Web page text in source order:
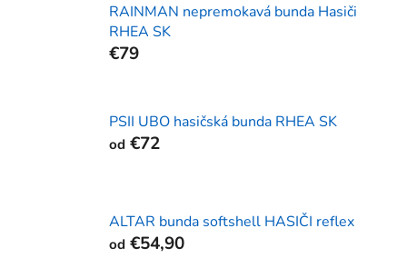
RAINMAN nepremokavá bunda Hasiči
RHEA SK
€79
PSII UBO hasičská bunda RHEA SK
od €72
ALTAR bunda softshell HASIČI reflex
od €54,90